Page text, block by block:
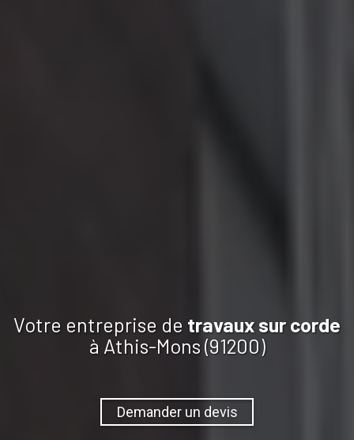
Votre entreprise de travaux sur corde
à Athis-Mons (91200)
Demander un devis